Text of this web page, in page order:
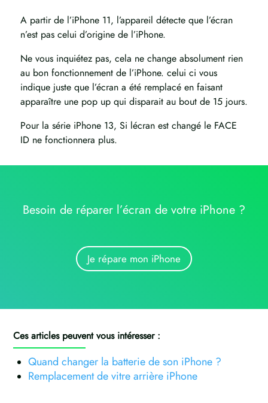
A partir de l’iPhone 11, l’appareil détecte que l’écran
n’est pas celui d’origine de l’iPhone.
Ne vous inquiétez pas, cela ne change absolument rien
au bon fonctionnement de l’iPhone. celui ci vous
indique juste que l’écran a été remplacé en faisant
apparaître une pop up qui disparait au bout de 15 jours.
Pour la série iPhone 13, Si lécran est changé le FACE
ID ne fonctionnera plus.
Besoin de réparer l’écran de votre iPhone ?
Je répare mon iPhone
Ces articles peuvent vous intéresser :
Quand changer la batterie de son iPhone ?
Remplacement de vitre arrière iPhone